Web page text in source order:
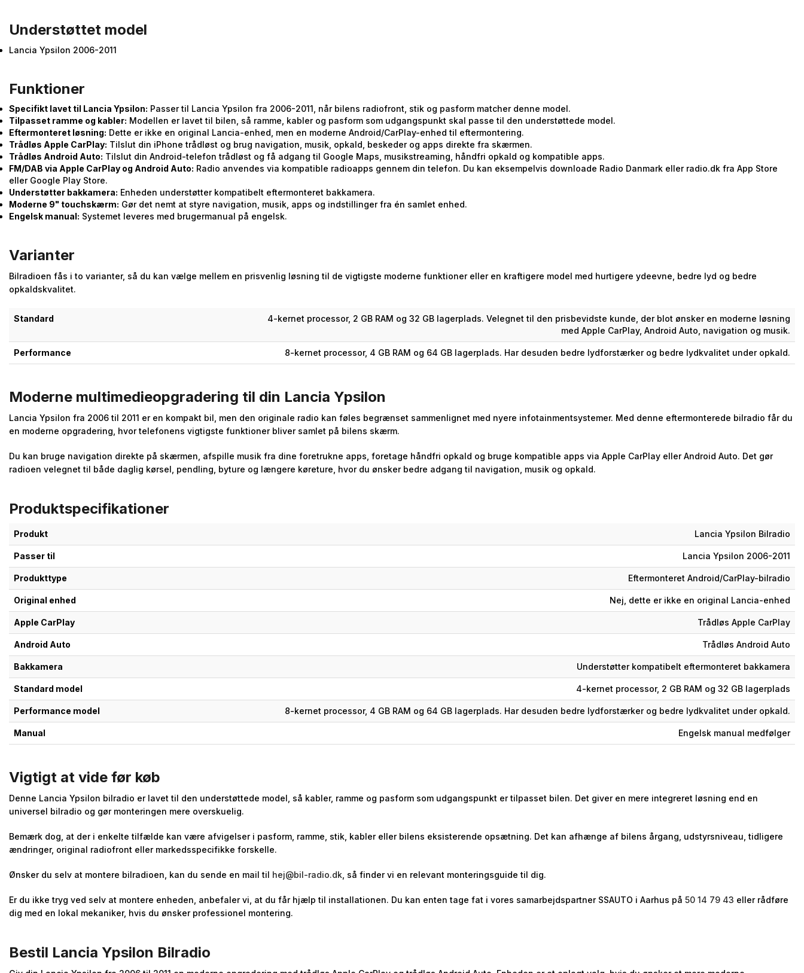
Understøttet model
Lancia Ypsilon 2006-2011
Funktioner
Specifikt lavet til Lancia Ypsilon: Passer til Lancia Ypsilon fra 2006-2011, når bilens radiofront, stik og pasform matcher denne model.
Tilpasset ramme og kabler: Modellen er lavet til bilen, så ramme, kabler og pasform som udgangspunkt skal passe til den understøttede model.
Eftermonteret løsning: Dette er ikke en original Lancia-enhed, men en moderne Android/CarPlay-enhed til eftermontering.
Trådløs Apple CarPlay: Tilslut din iPhone trådløst og brug navigation, musik, opkald, beskeder og apps direkte fra skærmen.
Trådløs Android Auto: Tilslut din Android-telefon trådløst og få adgang til Google Maps, musikstreaming, håndfri opkald og kompatible apps.
FM/DAB via Apple CarPlay og Android Auto: Radio anvendes via kompatible radioapps gennem din telefon. Du kan eksempelvis downloade Radio Danmark eller radio.dk fra App Store
eller Google Play Store.
Understøtter bakkamera: Enheden understøtter kompatibelt eftermonteret bakkamera.
Moderne 9" touchskærm: Gør det nemt at styre navigation, musik, apps og indstillinger fra én samlet enhed.
Engelsk manual: Systemet leveres med brugermanual på engelsk.
Varianter
Bilradioen fås i to varianter, så du kan vælge mellem en prisvenlig løsning til de vigtigste moderne funktioner eller en kraftigere model med hurtigere ydeevne, bedre lyd og bedre
opkaldskvalitet.
Standard
4-kernet processor, 2 GB RAM og 32 GB lagerplads. Velegnet til den prisbevidste kunde, der blot ønsker en moderne løsning
med Apple CarPlay, Android Auto, navigation og musik.
Performance 8-kernet processor, 4 GB RAM og 64 GB lagerplads. Har desuden bedre lydforstærker og bedre lydkvalitet under opkald.
Moderne multimedieopgradering til din Lancia Ypsilon
Lancia Ypsilon fra 2006 til 2011 er en kompakt bil, men den originale radio kan føles begrænset sammenlignet med nyere infotainmentsystemer. Med denne eftermonterede bilradio får du
en moderne opgradering, hvor telefonens vigtigste funktioner bliver samlet på bilens skærm.
Du kan bruge navigation direkte på skærmen, afspille musik fra dine foretrukne apps, foretage håndfri opkald og bruge kompatible apps via Apple CarPlay eller Android Auto. Det gør
radioen velegnet til både daglig kørsel, pendling, byture og længere køreture, hvor du ønsker bedre adgang til navigation, musik og opkald.
Produktspecifikationer
Produkt Lancia Ypsilon Bilradio
Passer til Lancia Ypsilon 2006-2011
Produkttype Eftermonteret Android/CarPlay-bilradio
Original enhed Nej, dette er ikke en original Lancia-enhed
Apple CarPlay Trådløs Apple CarPlay
Android Auto Trådløs Android Auto
Bakkamera Understøtter kompatibelt eftermonteret bakkamera
Standard model 4-kernet processor, 2 GB RAM og 32 GB lagerplads
Performance model 8-kernet processor, 4 GB RAM og 64 GB lagerplads. Har desuden bedre lydforstærker og bedre lydkvalitet under opkald.
Manual Engelsk manual medfølger
Vigtigt at vide før køb
Denne Lancia Ypsilon bilradio er lavet til den understøttede model, så kabler, ramme og pasform som udgangspunkt er tilpasset bilen. Det giver en mere integreret løsning end en
universel bilradio og gør monteringen mere overskuelig.
Bemærk dog, at der i enkelte tilfælde kan være afvigelser i pasform, ramme, stik, kabler eller bilens eksisterende opsætning. Det kan afhænge af bilens årgang, udstyrsniveau, tidligere
ændringer, original radiofront eller markedsspecifikke forskelle.
Ønsker du selv at montere bilradioen, kan du sende en mail til hej@bil-radio.dk , så finder vi en relevant monteringsguide til dig.
Er du ikke tryg ved selv at montere enheden, anbefaler vi, at du får hjælp til installationen. Du kan enten tage fat i vores samarbejdspartner SSAUTO i Aarhus på 50 14 79 43 eller rådføre
dig med en lokal mekaniker, hvis du ønsker professionel montering.
Bestil Lancia Ypsilon Bilradio